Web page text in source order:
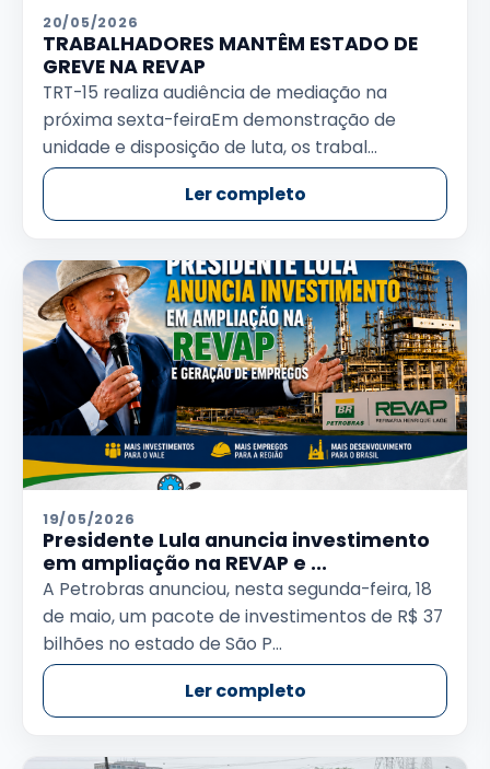
20/05/2026
TRABALHADORES MANTÊM ESTADO DE
GREVE NA REVAP
TRT-15 realiza audiência de mediação na
próxima sexta-feiraEm demonstração de
unidade e disposição de luta, os trabal...
Ler completo
19/05/2026
Presidente Lula anuncia investimento
em ampliação na REVAP e ...
A Petrobras anunciou, nesta segunda-feira, 18
de maio, um pacote de investimentos de R$ 37
bilhões no estado de São P...
Ler completo